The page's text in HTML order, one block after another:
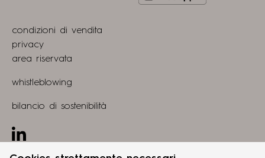
Play
to
condizioni di vendita
privacy
area riservata
whistleblowing
bilancio di sostenibilità
Linkedin